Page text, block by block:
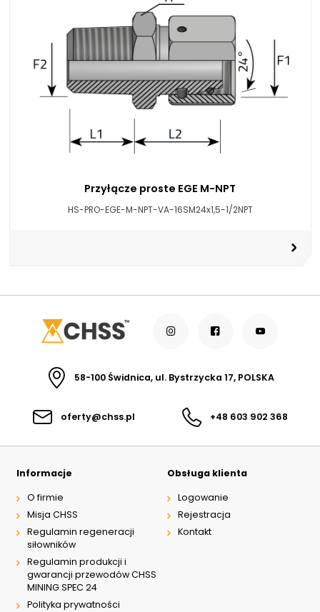
Przyłącze proste EGE M-NPT
HS-PRO-EGE-M-NPT-VA-16SM24x1,5-1/2NPT
58-100 Świdnica, ul. Bystrzycka 17, POLSKA
oferty@chss.pl +48 603 902 368
Informacje
O firmie
Misja CHSS
Regulamin regeneracji
siłowników
Regulamin produkcji i
gwarancji przewodów CHSS
MINING SPEC 24
Polityka prywatności
Obsługa klienta
Logowanie
Rejestracja
Kontakt